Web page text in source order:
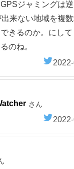
ジャミングは逆
来ない地域を複
きるのか。にして
のね。
さん